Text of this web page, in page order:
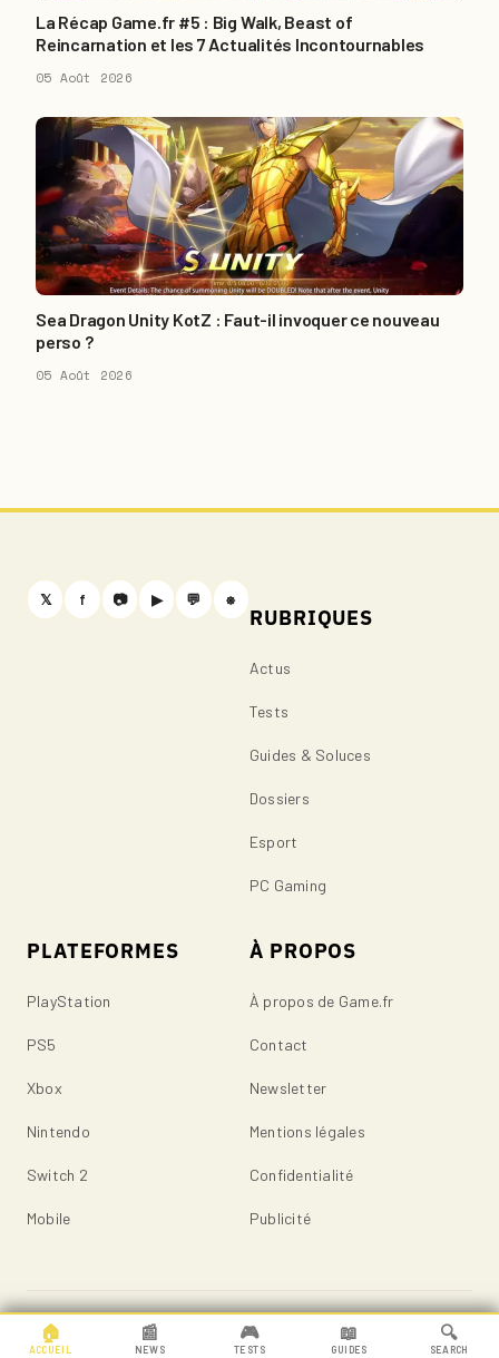
La Récap Game.fr #5 : Big Walk, Beast of
Reincarnation et les 7 Actualités Incontournables
05 Août 2026
Sea Dragon Unity KotZ : Faut-il invoquer ce nouveau
perso ?
05 Août 2026
𝕏 f 📷 ▶ 💬 ⎈
RUBRIQUES
Actus
Tests
Guides & Soluces
Dossiers
Esport
PC Gaming
PLATEFORMES
PlayStation
PS5
Xbox
Nintendo
Switch 2
Mobile
À PROPOS
À propos de Game.fr
Contact
Newsletter
Mentions légales
Confidentialité
Publicité
© 2026 Game.fr — Tous droits réservés.
🏠
ACCUEIL
📰
NEWS
🎮
TESTS
📖
GUIDES
🔍
SEARCH